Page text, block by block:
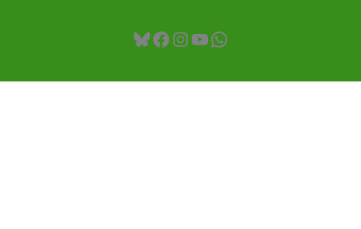
Bluesky
Facebook
Instagram
YouTube
WhatsApp